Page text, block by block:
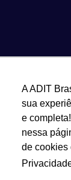
A ADIT
sua
e
nessa
de cookies